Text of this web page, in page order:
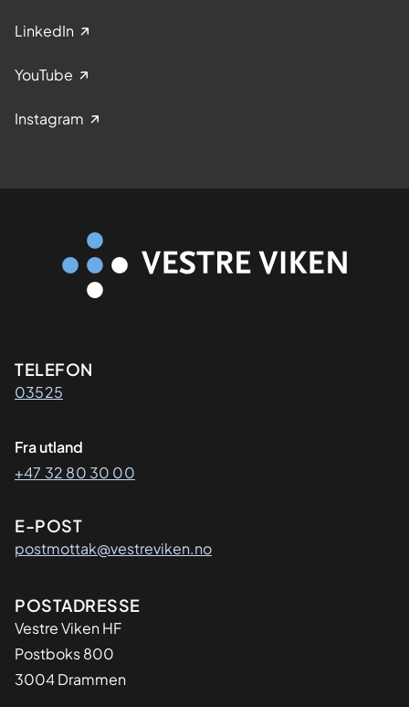
LinkedIn
YouTube
Instagram
Kontaktinformasjon
TELEFON
03525
Fra utland
+47 32 80 30 00
E-POST
postmottak@vestreviken.no
Adresse
POSTADRESSE
Vestre Viken HF
Postboks 800
3004 Drammen